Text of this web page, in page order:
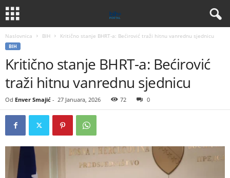
Naslovnica BIH Kritično stanje BHRT-a: Bećirović traži hitnu vanrednu sjednicu
BIH
Kritično stanje BHRT-a: Bećirović
traži hitnu vanrednu sjednicu
Od Enver Smajić - 27 Januara, 2026 72 0